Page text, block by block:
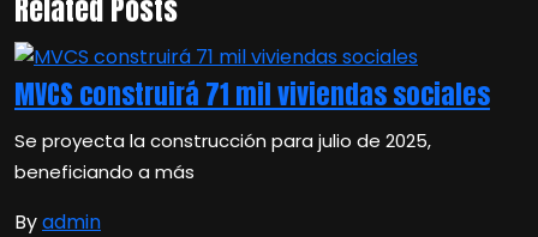
Related Posts
MVCS construirá 71 mil viviendas sociales
Se proyecta la construcción para julio de 2025,
beneficiando a más
Byadmin